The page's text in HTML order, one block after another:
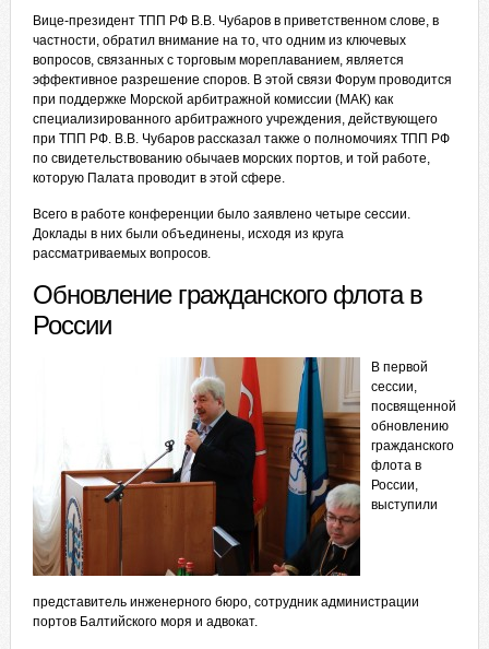
Вице-президент ТПП РФ В.В. Чубаров в приветственном слове, в
частности, обратил внимание на то, что одним из ключевых
вопросов, связанных с торговым мореплаванием, является
эффективное разрешение споров. В этой связи Форум проводится
при поддержке Морской арбитражной комиссии (МАК) как
специализированного арбитражного учреждения, действующего
при ТПП РФ. В.В. Чубаров рассказал также о полномочиях ТПП РФ
по свидетельствованию обычаев морских портов, и той работе,
которую Палата проводит в этой сфере.
Всего в работе конференции было заявлено четыре сессии.
Доклады в них были объединены, исходя из круга
рассматриваемых вопросов.
Обновление гражданского флота в
России
В первой
сессии,
посвященной
обновлению
гражданского
флота в
России,
выступили
представитель инженерного бюро, сотрудник администрации
портов Балтийского моря и адвокат.